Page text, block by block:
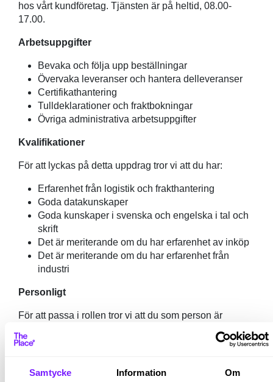
Samtycke Information Om
hos vårt kundföretag. Tjänsten är på heltid, 08.00-
17.00.
Arbetsuppgifter
Bevaka och följa upp beställningar
Övervaka leveranser och hantera delleveranser
Certifikathantering
Tulldeklarationer och fraktbokningar
Övriga administrativa arbetsuppgifter
Kvalifikationer
För att lyckas på detta uppdrag tror vi att du har:
Erfarenhet från logistik och frakthantering
Goda datakunskaper
Goda kunskaper i svenska och engelska i tal och
skrift
Det är meriterande om du har erfarenhet av inköp
Det är meriterande om du har erfarenhet från
industri
Personligt
För att passa i rollen tror vi att du som person är
målinriktad och driven och har en positiv attityd. Du är
strukturerad, noggrann och ansvarsfull. Det är viktigt att
arbeta självständigt.